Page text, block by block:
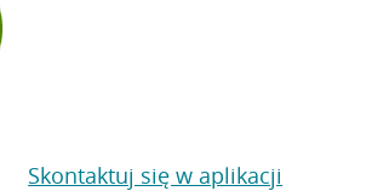
Skontaktuj się w aplikacji